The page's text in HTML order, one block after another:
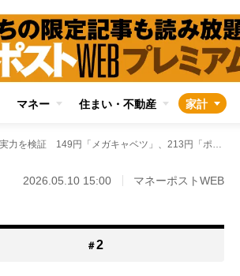
マネー 住まい・不動産 家計
激安スーパー「トライアル」のサラダの実力を検証 149円「メガキャベツ」、213円「ポテトサラダ」「徳用サラダ」…「作るより買ったほうがいい」と思わせる値段と量に満足
2026.05.10 15:00 マネーポストWEB
＃2